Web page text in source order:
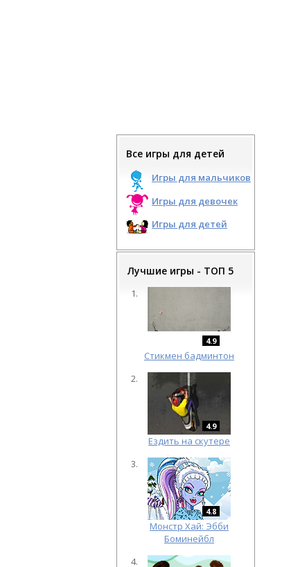
Все игры для детей
Игры для мальчиков
Игры для девочек
Игры для детей
Лучшие игры - ТОП 5
4.9
Cтикмен бадминтон
4.9
Ездить на скутере
4.8
Монстр Хай: Эбби
Боминейбл